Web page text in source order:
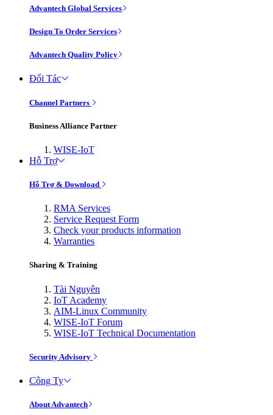
Advantech Global Services
Design To Order Services
Advantech Quality Policy
Đối Tác
Channel Partners
Business Alliance Partner
WISE-IoT
Hỗ Trợ
Hỗ Trợ & Download
RMA Services
Service Request Form
Check your products information
Warranties
Sharing & Training
Tài Nguyên
IoT Academy
AIM-Linux Community
WISE-IoT Forum
WISE-IoT Technical Documentation
Security Advisory
Công Ty
About Advantech